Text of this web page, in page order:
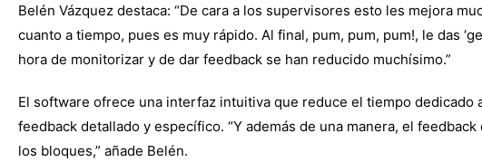
Belén Vázquez destaca: “De cara a los supervisores esto les mejora
cuanto a tiempo, pues es muy rápido. Al final, pum, pum, pum!, le das
hora de monitorizar y de dar feedback se han reducido muchísimo.”
El software ofrece una interfaz intuitiva que reduce el tiempo
feedback detallado y específico. “Y además de una manera, el
los bloques,” añade Belén.